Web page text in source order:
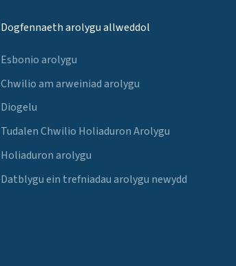
Dogfennaeth arolygu allweddol
Esbonio arolygu
Chwilio am arweiniad arolygu
Diogelu
Tudalen Chwilio Holiaduron Arolygu
Holiaduron arolygu
Datblygu ein trefniadau arolygu newydd